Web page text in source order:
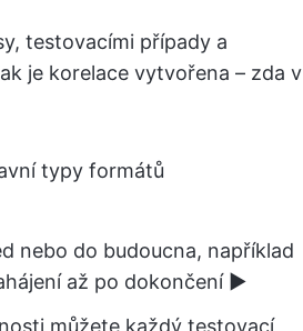
testovacími případy a
je korelace vytvořena – zda v
typy formátů
nebo do budoucna, například
až po dokončení ▶️
můžete každý testovací